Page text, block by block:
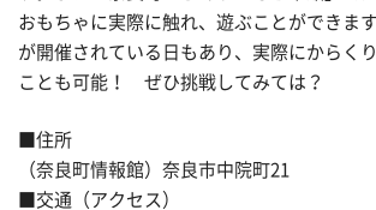
おもちゃに実際に触れ、遊ぶことができま
が開催されている日もあり、実際にからく
ことも可能！ ぜひ挑戦してみては？
■住所
（奈良町情報館）奈良市中院町21
■交通（アクセス）